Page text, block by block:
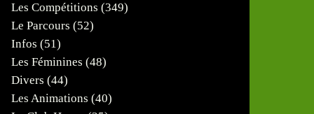
Les Compétitions (349)
Le Parcours (52)
Infos (51)
Les Féminines (48)
Divers (44)
Les Animations (40)